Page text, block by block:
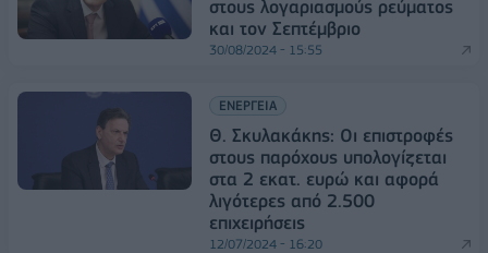
στους λογαριασμούς ρεύματος
και τον Σεπτέμβριο
30/08/2024 - 15:55
ΕΝΕΡΓΕΙΑ
Θ. Σκυλακάκης: Οι επιστροφές
στους παρόχους υπολογίζεται
στα 2 εκατ. ευρώ και αφορά
λιγότερες από 2.500
επιχειρήσεις
12/07/2024 - 16:20